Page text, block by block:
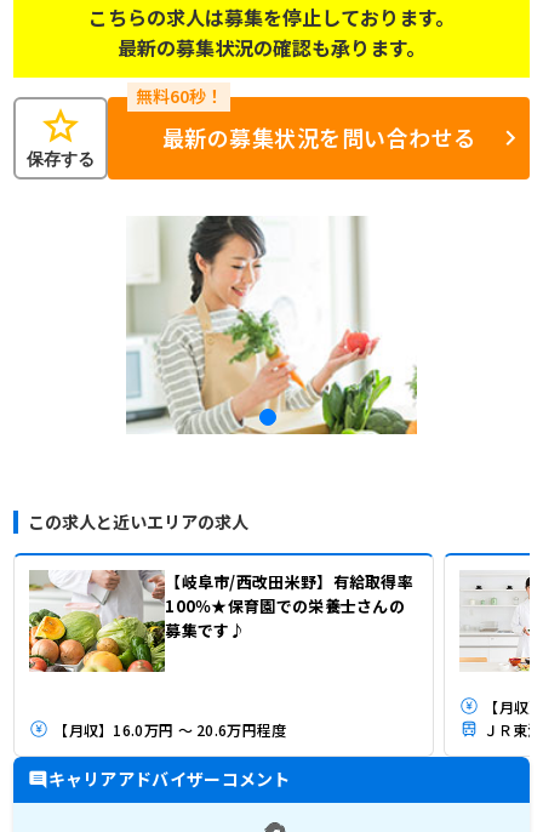
こちらの求人は募集を停止しております。
最新の募集状況の確認も承ります。
star
保存する
最新の募集状況を問い合わせる
この求人と近いエリアの求人
【岐阜市/西改田米野】有給取得率
100％★保育園での栄養士さんの
募集です♪
【月収】16.0万円 ～ 20.6万円程度
【月
キャリアアドバイザーコメント